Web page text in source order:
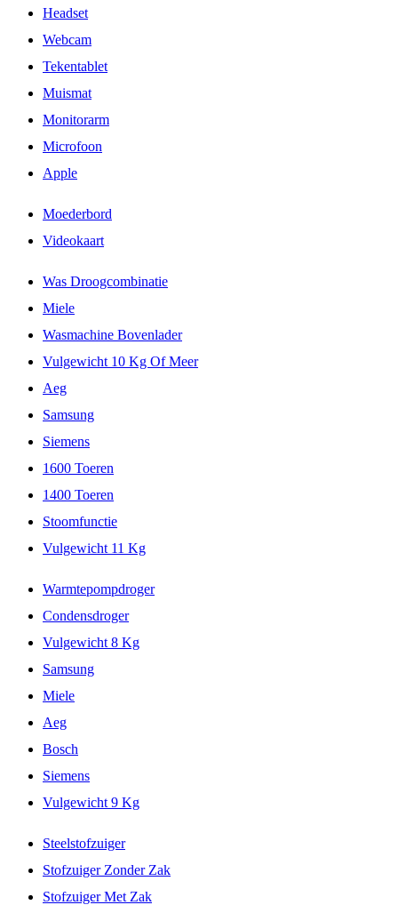
Headset
Webcam
Tekentablet
Muismat
Monitorarm
Microfoon
Apple
Moederbord
Videokaart
Was Droogcombinatie
Miele
Wasmachine Bovenlader
Vulgewicht 10 Kg Of Meer
Aeg
Samsung
Siemens
1600 Toeren
1400 Toeren
Stoomfunctie
Vulgewicht 11 Kg
Warmtepompdroger
Condensdroger
Vulgewicht 8 Kg
Samsung
Miele
Aeg
Bosch
Siemens
Vulgewicht 9 Kg
Steelstofzuiger
Stofzuiger Zonder Zak
Stofzuiger Met Zak